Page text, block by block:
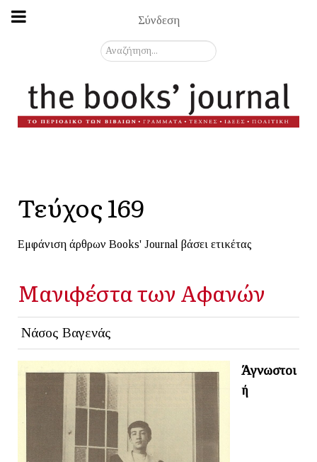
Σύνδεση
Αναζήτηση...
Τεύχος 169
Εμφάνιση άρθρων Books' Journal βάσει ετικέτας
Μανιφέστα των Αφανών
Νάσος Βαγενάς
Άγνωστοι
ή